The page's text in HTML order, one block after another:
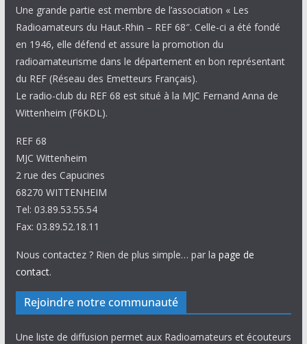
Une grande partie est membre de l’association « Les
Radioamateurs du Haut-Rhin – REF 68″. Celle-ci a été fondé
en 1946, elle défend et assure la promotion du
radioamateurisme dans le département en bon représentant
du REF (Réseau des Emetteurs Français).
Le radio-club du REF 68 est situé à la MJC Fernand Anna de
Wittenheim (F6KDL).
REF 68
MJC Wittenheim
2 rue des Capucines
68270 WITTENHEIM
Tel: 03.89.53.55.54
Fax: 03.89.52.18.11
Nous contactez ? Rien de plus simple… par la page de
contact.
Rejoindre notre communauté
Une liste de diffusion permet aux Radioamateurs et écouteurs